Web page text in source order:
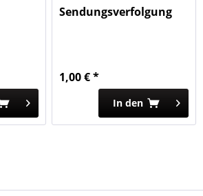
Sendungsverfolgung
1,00 € *
In den